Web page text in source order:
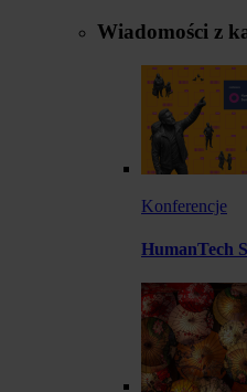
Wiadomości z
Konferencje
HumanTech